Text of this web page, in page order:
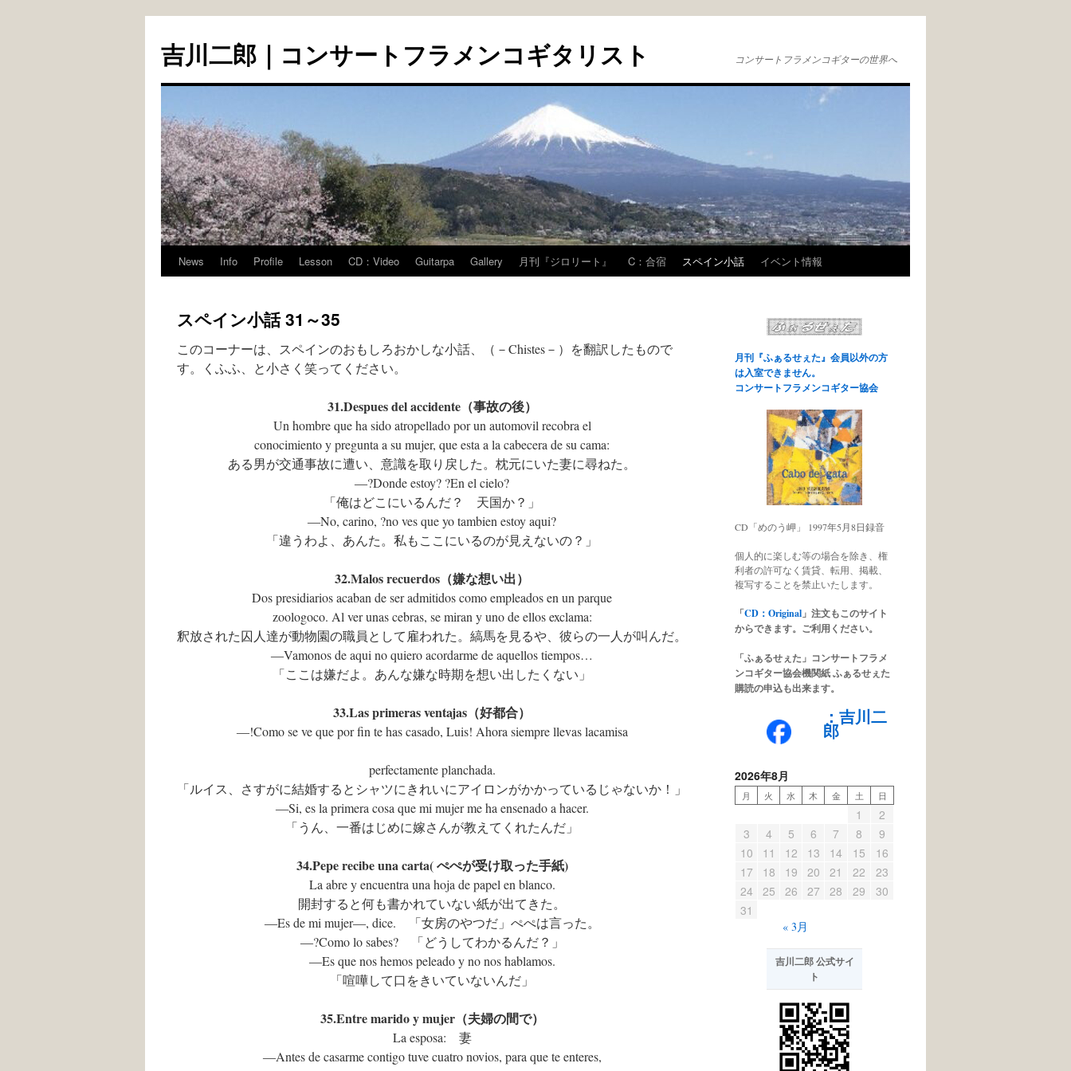
テ
ン
キ
ッ
プ
吉川二郎｜コンサートフラメンコギタリスト コンサートフラメンコギターの世界へ
News Info Profile Lesson CD：Video Guitarpa Gallery 月刊『ジロリート』 C：合宿 スペイン小話 イベント情報
スペイン小話 31～35
このコーナーは、スペインのおもしろおかしな小話、（－Chistes－）を翻訳したもので
す。くふふ、と小さく笑ってください。
31.Despues del accidente（事故の後）
Un hombre que ha sido atropellado por un automovil recobra el
conocimiento y pregunta a su mujer, que esta a la cabecera de su cama:
ある男が交通事故に遭い、意識を取り戻した。枕元にいた妻に尋ねた。
―?Donde estoy? ?En el cielo?
「俺はどこにいるんだ？ 天国か？」
―No, carino, ?no ves que yo tambien estoy aqui?
「違うわよ、あんた。私もここにいるのが見えないの？」
32.Malos recuerdos（嫌な想い出）
Dos presidiarios acaban de ser admitidos como empleados en un parque
zoologoco. Al ver unas cebras, se miran y uno de ellos exclama:
釈放された囚人達が動物園の職員として雇われた。縞馬を見るや、彼らの一人が叫んだ。
―Vamonos de aqui no quiero acordarme de aquellos tiempos…
「ここは嫌だよ。あんな嫌な時期を想い出したくない」
33.Las primeras ventajas（好都合）
―!Como se ve que por fin te has casado, Luis! Ahora siempre llevas lacamisa
perfectamente planchada.
「ルイス、さすがに結婚するとシャツにきれいにアイロンがかかっているじゃないか！」
―Si, es la primera cosa que mi mujer me ha ensenado a hacer.
「うん、一番はじめに嫁さんが教えてくれたんだ」
34.Pepe recibe una carta( ぺぺが受け取った手紙)
La abre y encuentra una hoja de papel en blanco.
開封すると何も書かれていない紙が出てきた。
―Es de mi mujer―, dice. 「女房のやつだ」ぺぺは言った。
―?Como lo sabes? 「どうしてわかるんだ？」
―Es que nos hemos peleado y no nos hablamos.
「喧嘩して口をきいていないんだ」
35.Entre marido y mujer（夫婦の間で）
La esposa: 妻
―Antes de casarme contigo tuve cuatro novios, para que te enteres,
月刊『ふぁるせぇた』会員以外の方
は入室できません。
コンサートフラメンコギター協会
CD「めのう岬」 1997年5月8日録音
個人的に楽しむ等の場合を除き、権
利者の許可なく賃貸、転用、掲載、
複写することを禁止いたします。
「CD：Original 」注文もこのサイト
からできます。ご利用ください。
「ふぁるせぇた」 コンサートフラメ
ンコギター協会機関紙 ふぁるせぇた
購読の申込も出来ます。
：吉川二
郎
2026年8月
月 火 水 木 金 土 日
1
2
3
4 5 6 7 8
9
10
11 12 13 14 15
16
17
18 19 20 21 22
23
24
25 26 27 28 29
30
31
« 3月
吉川二郎 公式サイ
ト